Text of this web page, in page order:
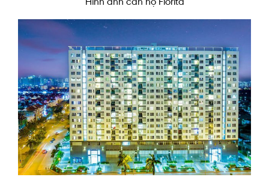
Hình ảnh căn hộ Florita